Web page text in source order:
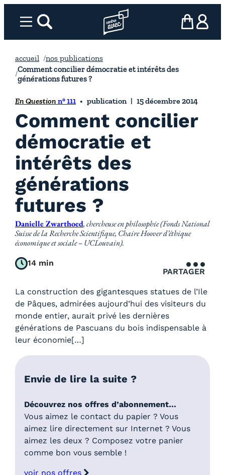
Menurechercher Page d’accueil l’association
mon panier
ma
accueil
nos publications
Comment concilier démocratie et intérêts des
générations futures ?
En Question n° 111 publication 15 décembre 2014
Comment concilier
démocratie et
intérêts des
générations
futures ?
Danielle Zwarthoed, chercheuse en philosophie (Fonds National
Suisse de la Recherche Scientifique, Chaire Hoover d’éthique
économique et sociale – UCLouvain).
14 min
PARTAGER
La construction des gigantesques statues de l’Ile
de Pâques, admirées aujourd’hui des visiteurs du
monde entier, aurait privé les dernières
générations de Pascuans du bois indispensable à
leur économie[…]
Envie de lire la suite ?
Découvrez nos offres d’abonnement…
Vous aimez le contact du papier ? Vous
aimez lire directement sur Internet ? Vous
aimez les deux ? Composez votre panier
comme bon vous semble !
voir nos offres